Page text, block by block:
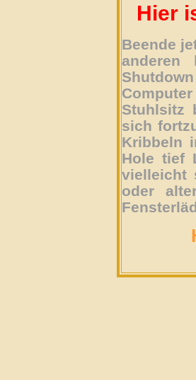
Hier
Beende
anderen
Stuhlsitz
sich
Kribbeln
Hole tief
vielleicht
oder